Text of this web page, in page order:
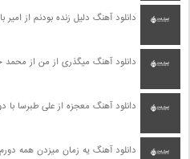
دانلود آهنگ دلیل زنده بودنم از امیر
دانلود آهنگ میگذری از من از
دانلود آهنگ معجزه از علی طبرسا با
دانلود آهنگ یه زمان میزدن همه